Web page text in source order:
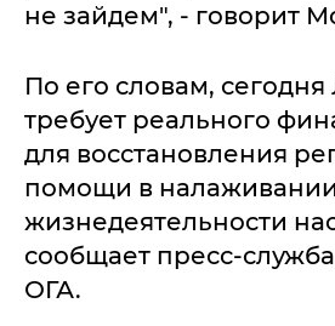
не зайдем", - говорит
По его словам,
требует реального
для восстановления
помощи в
жизнедеятельности
сообщает пресс-
ОГА.